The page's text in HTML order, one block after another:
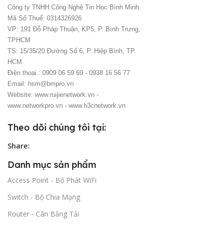
Công ty TNHH Công Nghệ Tin Học Bình Minh
Mã Số Thuế: 0314326926
VP: 191 Đỗ Pháp Thuận, KP5, P. Bình Trưng,
TPHCM
TS: 15/35/20 Đường Số 6, P. Hiệp Bình, TP.
HCM
Điện thoại : 0909 06 59 69 - 0938 16 56 77
Email: hsm@bmpro.vn
Website: www.ruijienetwork.vn -
www.networkpro.vn - www.h3cnetwork.vn
Theo dõi chúng tôi tại:
Share:
Danh mục sản phẩm
Access Point - Bộ Phát WiFi
Switch - Bộ Chia Mạng
Router - Cân Bằng Tải